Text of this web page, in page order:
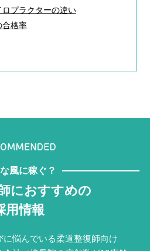
プラクターの違い
合格率
風に稼ぐ？
におすすめの
用情報
に悩んでいる柔道整復師向け